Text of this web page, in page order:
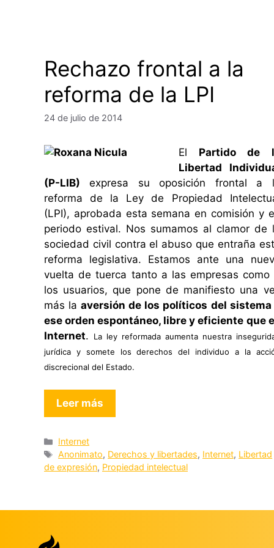
Rechazo frontal a la
reforma de la LPI
24 de julio de 2014
El Partido de
Libertad
(P-LIB) expresa su oposición frontal a
reforma de la Ley de Propiedad
(LPI), aprobada esta semana en comisión y
periodo estival. Nos sumamos al clamor de
sociedad civil contra el abuso que entraña
reforma legislativa. Estamos ante una
vuelta de tuerca tanto a las empresas como
los usuarios, que pone de manifiesto una
más laaversión de los políticos del sistema
ese orden espontáneo, libre y eficiente que
Internet.
La ley reformada aumenta nuestra
jurídica y somete los derechos del individuo a la
discrecional del Estado.
Leer más
Categorías
Internet
Etiquetas
Anonimato, Derechos y libertades, Internet, Libertad
de expresión, Propiedad intelectual